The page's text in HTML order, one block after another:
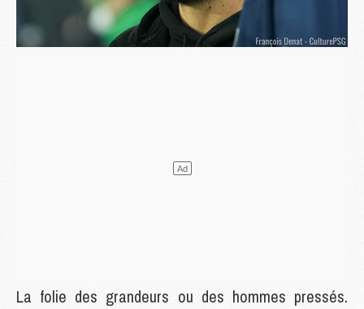
La folie des grandeurs ou des hommes pressés.